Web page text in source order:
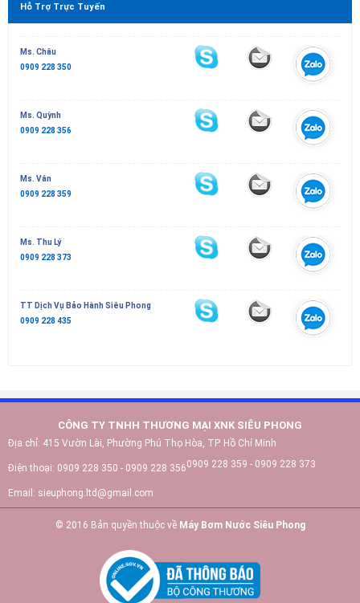
Hỗ Trợ Trực Tuyến
Ms. Châu
0909 228 350
Ms. Quỳnh
0909 228 356
Ms. Vân
0909 228 359
Ms. Thu Lý
0909 228 373
TT Dịch Vụ Bảo Hành Siêu Phong
0909 228 435
CÔNG TY TNHH THƯƠNG MẠI XNK SIÊU PHONG
Địa chỉ: 415 Vườn Lài, Phường Phú Thọ Hòa, TP. Hồ Chí Minh
Điện thoại: 0909 228 350 - 0909 228 3560909 228 359 - 0909 228 373
Email: sieuphong.ltd@gmail.com
© 2016 Bản quyền thuộc về Máy Bơm Nước Siêu Phong